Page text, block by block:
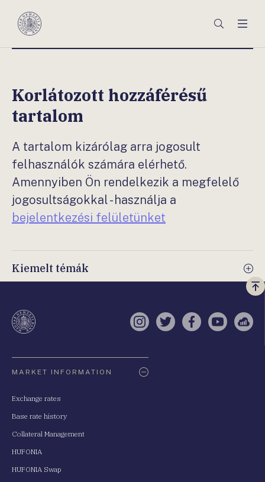
Magyar
Keresés
Korlátozott hozzáférésű
tartalom
A tartalom kizárólag arra jogosult
felhasználók számára elérhető.
Amennyiben Ön rendelkezik a megfelelő
jogosultságokkal - használja a
bejelentkezési felületünket
Kiemelt témák
a
Instagram
TwitterFacebook
YouTube
MARKET INFORMATION
Exchange rates
Base rate history
Collateral Management
HUFONIA
HUFONIA Swap